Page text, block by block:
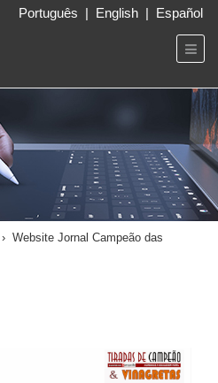
Português | English | Español
› Website Jornal Campeão das